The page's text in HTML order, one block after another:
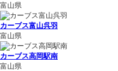
富山県
カーブス富山呉羽
富山県
カーブス高岡駅南
富山県